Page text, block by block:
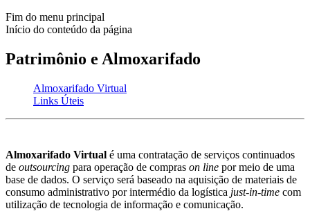
Fim do menu principal
Início do conteúdo da página
Patrimônio e Almoxarifado
Almoxarifado Virtual
Links Úteis
Almoxarifado Virtual é uma contratação de serviços continuados
de outsourcing para operação de compras on line por meio de uma
base de dados. O serviço será baseado na aquisição de materiais de
consumo administrativo por intermédio da logística just-in-time com
utilização de tecnologia de informação e comunicação.